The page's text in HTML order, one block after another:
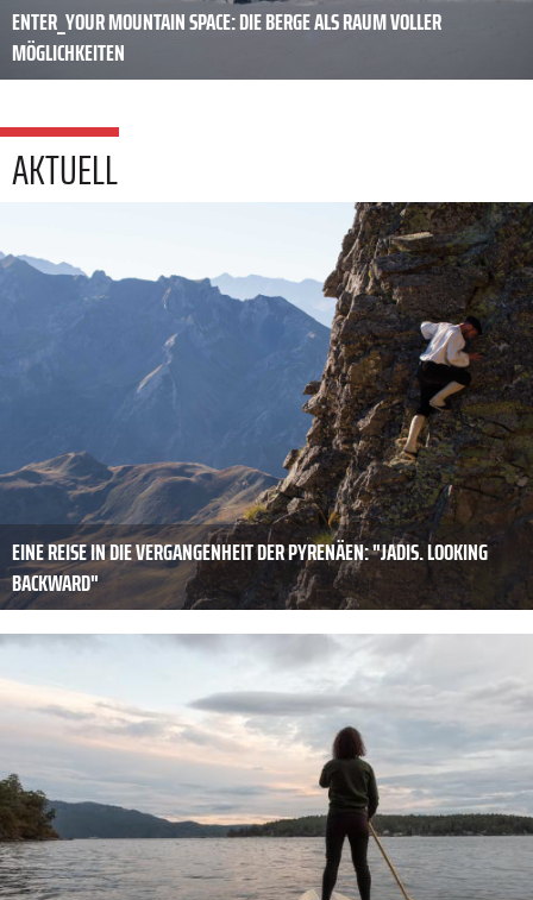
ENTER_YOUR MOUNTAIN SPACE: DIE BERGE ALS RAUM VOLLER
MÖGLICHKEITEN
AKTUELL
EINE REISE IN DIE VERGANGENHEIT DER PYRENÄEN: "JADIS. LOOKING
BACKWARD"